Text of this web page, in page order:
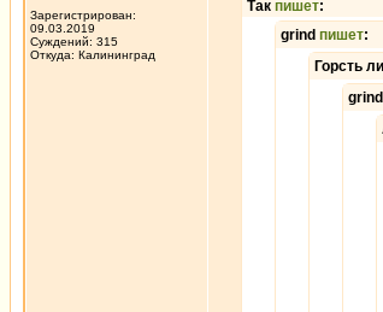
Зарегистрирован:
09.03.2019
Суждений: 315
Откуда: Калининград
Так пишет:
grind пишет:
Горсть
grind